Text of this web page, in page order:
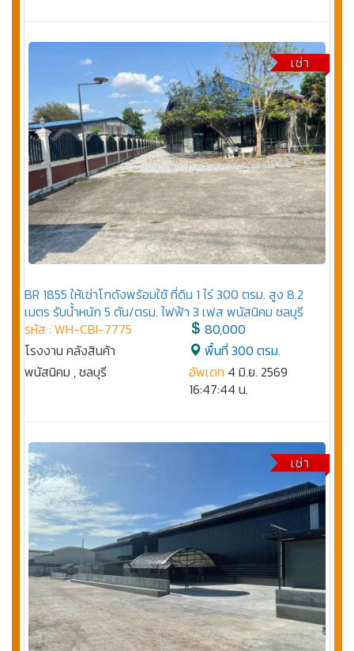
เช่า
BR 1855 ให้เช่าโกดังพร้อมใช้ ที่ดิน 1 ไร่ 300 ตรม. สูง 8.2
เมตร รับน้ำหนัก 5 ตัน/ตรม. ไฟฟ้า 3 เฟส พนัสนิคม ชลบุรี
รหัส : WH-CBI-7775
โรงงาน คลังสินค้า
พนัสนิคม , ชลบุรี
80,000
พื้นที่ 300 ตรม.
อัพเดท 4 มิ.ย. 2569
16:47:44 น.
เช่า